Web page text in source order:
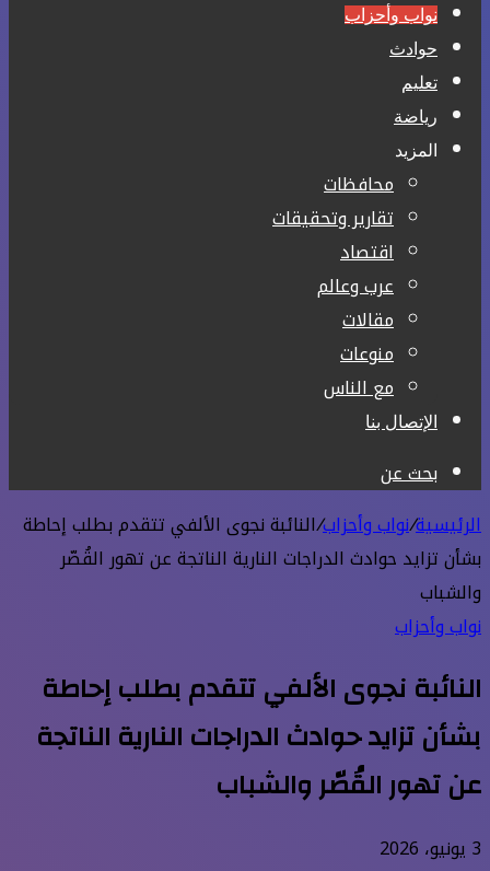
نواب وأحزاب
حوادث
تعليم
رياضة
المزيد
محافظات
تقارير وتحقيقات
اقتصاد
عرب وعالم
مقالات
منوعات
مع الناس
الإتصال بنا
بحث عن
الرئيسية/نواب وأحزاب/النائبة نجوى الألفي تتقدم بطلب إحاطة
بشأن تزايد حوادث الدراجات النارية الناتجة عن تهور القُصّر
والشباب
نواب وأحزاب
النائبة نجوى الألفي تتقدم بطلب إحاطة
بشأن تزايد حوادث الدراجات النارية الناتجة
عن تهور القُصّر والشباب
3 يونيو، 2026